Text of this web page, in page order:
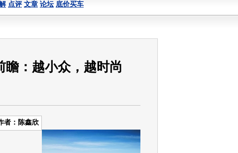
点评 文章 论坛 底价买车
瞻：越小众，越时尚
者：陈鑫欣